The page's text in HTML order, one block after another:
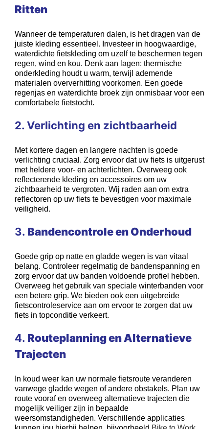
Ritten
Wanneer de temperaturen dalen, is het dragen van de
juiste kleding essentieel. Investeer in hoogwaardige,
waterdichte fietskleding om uzelf te beschermen tegen
regen, wind en kou. Denk aan lagen: thermische
onderkleding houdt u warm, terwijl ademende
materialen oververhitting voorkomen. Een goede
regenjas en waterdichte broek zijn onmisbaar voor een
comfortabele fietstocht.
2. Verlichting en zichtbaarheid
Met kortere dagen en langere nachten is goede
verlichting cruciaal. Zorg ervoor dat uw fiets is uitgerust
met heldere voor- en achterlichten. Overweeg ook
reflecterende kleding en accessoires om uw
zichtbaarheid te vergroten. Wij raden aan om extra
reflectoren op uw fiets te bevestigen voor maximale
veiligheid.
3. Bandencontrole en Onderhoud
Goede grip op natte en gladde wegen is van vitaal
belang. Controleer regelmatig de bandenspanning en
zorg ervoor dat uw banden voldoende profiel hebben.
Overweeg het gebruik van speciale winterbanden voor
een betere grip. We bieden ook een uitgebreide
fietscontroleservice aan om ervoor te zorgen dat uw
fiets in topconditie verkeert.
4. Routeplanning en Alternatieve
Trajecten
In koud weer kan uw normale fietsroute veranderen
vanwege gladde wegen of andere obstakels. Plan uw
route vooraf en overweeg alternatieve trajecten die
mogelijk veiliger zijn in bepaalde
weersomstandigheden. Verschillende applicaties